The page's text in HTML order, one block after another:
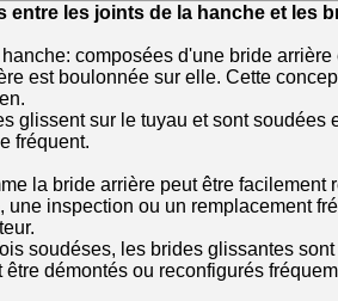
entre les joints de la hanche et les
composées d'une bride
est boulonnée sur elle. Cette
glissent sur le tuyau et sont
fréquent.
la bride arrière peut être
inspection ou un remplacement
soudéses, les brides glissantes
démontés ou reconfigurés